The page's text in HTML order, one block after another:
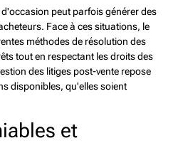
peut parfois générer des
Face à ces situations, le
méthodes de résolution des
tout en respectant les droits des
des litiges post-vente repose
disponibles, qu'elles soient
et